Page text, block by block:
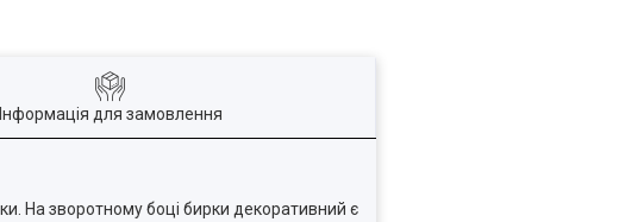
Інформація для замовлення
На зворотному боці бирки декоративний є